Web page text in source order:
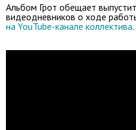
Альбом Грот обещает
видеодневников о ходе
на YouTube-канале коллектива.